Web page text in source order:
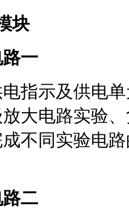
块
一
指示及供电
大电路实验
不同实验电
二